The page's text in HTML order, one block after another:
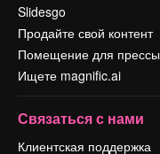
Slidesgo
Продайте свой контент
Помещение для прессы
Ищете magnific.ai
Связаться с нами
Клиентская поддержка